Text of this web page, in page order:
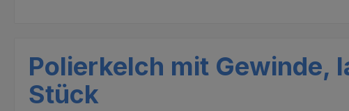
Polierkelch mit Gewinde,
Stück